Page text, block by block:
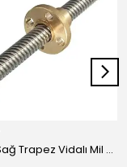
TR 10X2 Sağ Trapez Vidalı Mil (1 Metre C45)